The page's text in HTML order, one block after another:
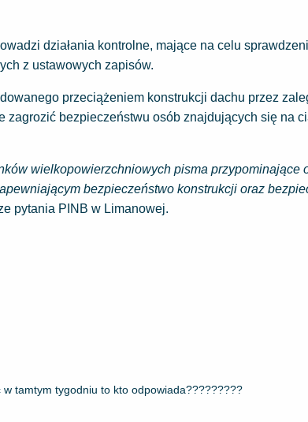
działania kontrolne, mające na celu
z ustawowych zapisów.
przeciążeniem konstrukcji dachu przez
zagrozić bezpieczeństwu osób znajdujących się na
wielkopowierzchniowych pisma przypominające
bezpieczeństwo konstrukcji oraz
pytania PINB w Limanowej.
tamtym tygodniu to kto odpowiada?????????